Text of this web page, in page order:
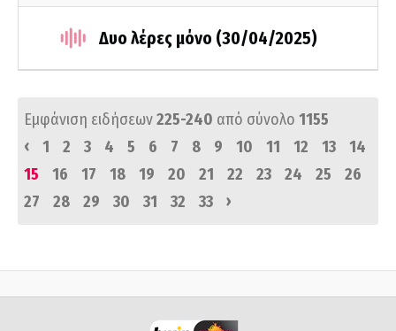
Δυο λέρες μόνο (30/04/2025)
Εμφάνιση ειδήσεων225-240 από σύνολο 1155
‹
1 2 3 4 5 6 7 8 9 10 11 12 13
14
15
16 17 18 19 20 21 22 23 24 25
26
27
28 29 30 31 32 33 ›